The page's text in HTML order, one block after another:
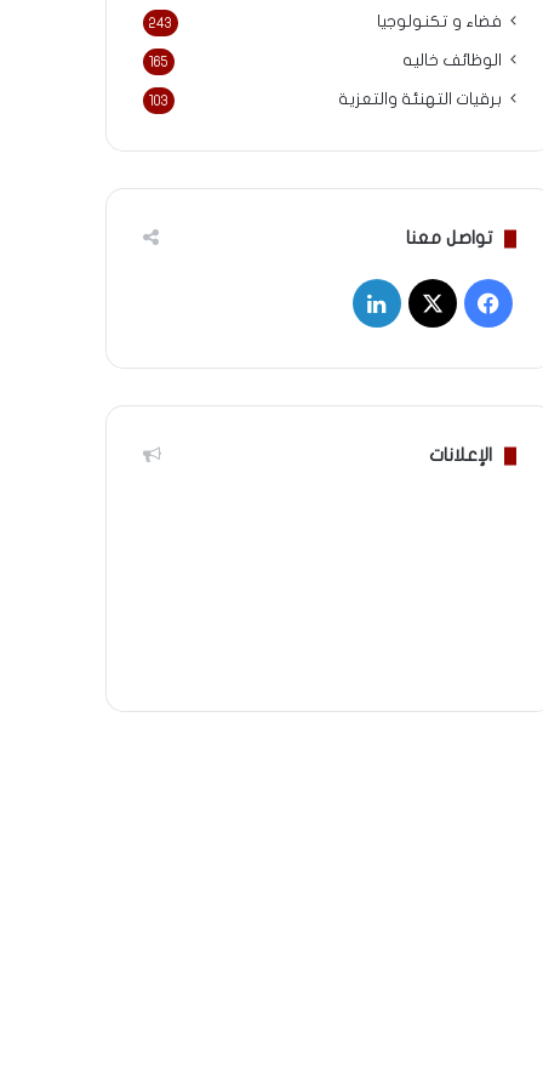
فضاء و تكنولوجيا 243
الوظائف خاليه 165
برقيات التهنئة والتعزية 103
تواصل معنا
فيسبوك
‫X لينكدإن
الإعلانات